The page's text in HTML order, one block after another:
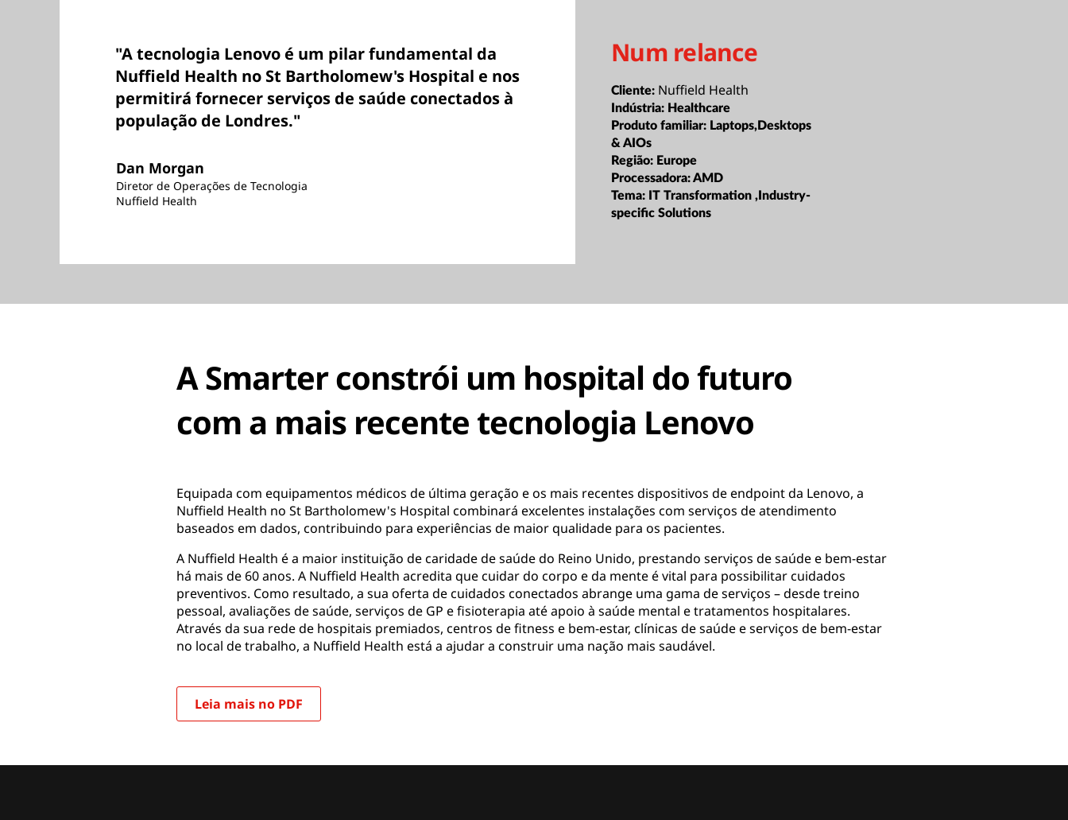
"A tecnologia Lenovo é um pilar fundamental da
Nuffield Health no St Bartholomew's Hospital e nos
permitirá fornecer serviços de saúde conectados à
população de Londres."
Dan Morgan
Diretor de Operações de Tecnologia
Nuffield Health
Num relance
Cliente: Nuffield Health
Indústria: Healthcare
Produto familiar: Laptops,Desktops
& AIOs
Região: Europe
Processadora:AMD
Tema: IT Transformation ,Industry-
specific Solutions
A Smarter constrói um hospital do futuro
com a mais recente tecnologia Lenovo
Equipada com equipamentos médicos de última geração e os mais recentes dispositivos de endpoint da Lenovo, a
Nuffield Health no St Bartholomew's Hospital combinará excelentes instalações com serviços de atendimento
baseados em dados, contribuindo para experiências de maior qualidade para os pacientes.
A Nuffield Health é a maior instituição de caridade de saúde do Reino Unido, prestando serviços de saúde e bem-estar
há mais de 60 anos. A Nuffield Health acredita que cuidar do corpo e da mente é vital para possibilitar cuidados
preventivos. Como resultado, a sua oferta de cuidados conectados abrange uma gama de serviços – desde treino
pessoal, avaliações de saúde, serviços de GP e fisioterapia até apoio à saúde mental e tratamentos hospitalares.
Através da sua rede de hospitais premiados, centros de fitness e bem-estar, clínicas de saúde e serviços de bem-estar
no local de trabalho, a Nuffield Health está a ajudar a construir uma nação mais saudável.
Leia mais no PDF